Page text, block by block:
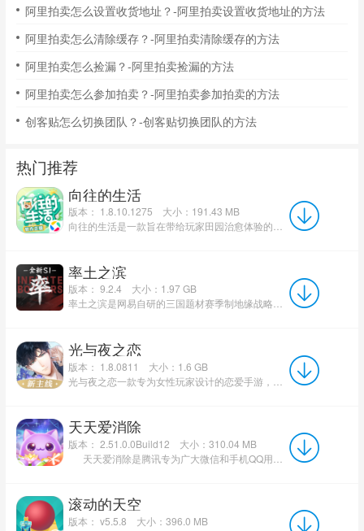
阿里拍卖怎么设置收货地址？-阿里拍卖设置收货地址的方法
阿里拍卖怎么清除缓存？-阿里拍卖清除缓存的方法
阿里拍卖怎么捡漏？-阿里拍卖捡漏的方法
阿里拍卖怎么参加拍卖？-阿里拍卖参加拍卖的方法
创客贴怎么切换团队？-创客贴切换团队的方法
热门推荐
向往的生活
版本： 1.8.10.1275
大小：191.43 MB
率土之滨
版本： 9.2.4
大小：1.97 GB
光与夜之恋
版本： 1.8.0811
大小：1.6 GB
天天爱消除
版本： 2.51.0.0Build12
大小：310.04 MB
滚动的天空
版本： v5.5.8
大小：396.0 MB